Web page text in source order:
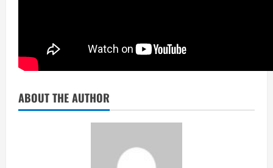
ABOUT THE AUTHOR